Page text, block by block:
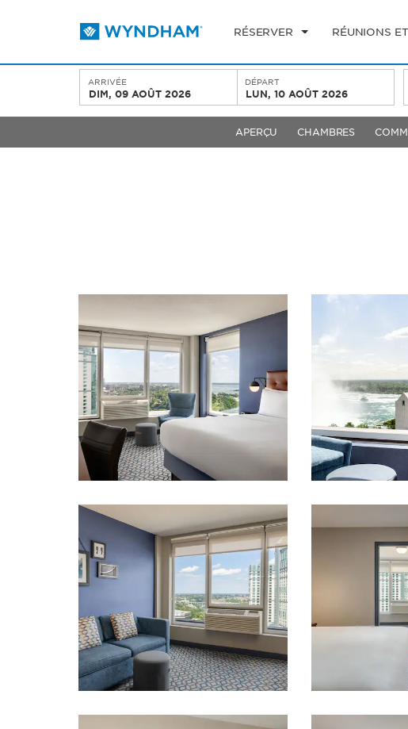
RÉSERVER RÉUNIONS
ARRIVÉE
DIM, 09 AOÛT 2026
DÉPART
LUN, 10 AOÛT 2026
APERÇU CHAMBRES